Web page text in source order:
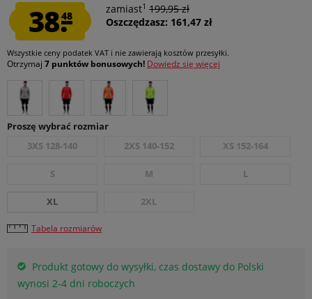
38.48
zamiast1 199,95 zł
Oszczędzasz: 161,47 zł
Wszystkie ceny podatek VAT i nie zawierają kosztów przesyłki.
Otrzymaj 7 punktów bonusowych! Dowiedz się więcej
Proszę wybrać rozmiar
3XS 128-140
2XS 140-152 XS 152-164
S M L
XL 2XL
Tabela rozmiarów
Produkt gotowy do wysyłki, czas dostawy do Polski
wynosi 2-4 dni roboczych